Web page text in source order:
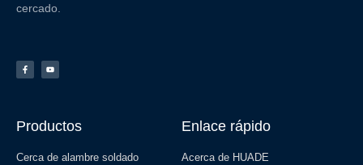
cercado.
Productos
Cerca de alambre soldado
Enlace rápido
Acerca de HUADE